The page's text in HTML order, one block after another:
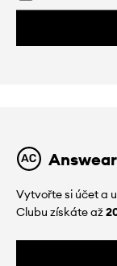
Vytvořte si účet a
Clubu získáte až